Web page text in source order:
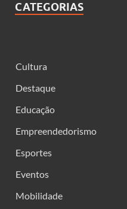
CATEGORIAS
Cultura
Destaque
Educação
Empreendedorismo
Esportes
Eventos
Mobilidade